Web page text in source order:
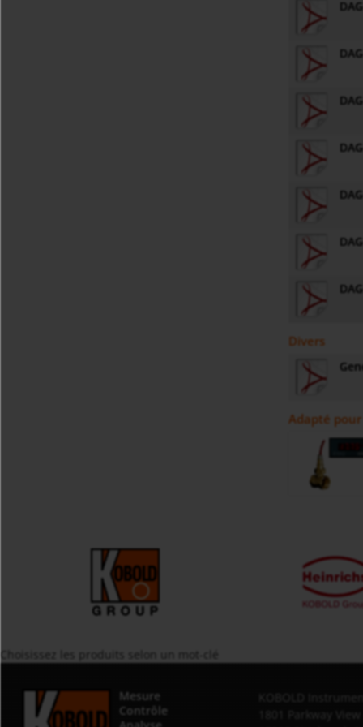
Divers
Adapté pour
Mesure
Contrôle